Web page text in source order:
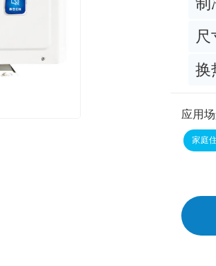
尺
换
应用
家庭